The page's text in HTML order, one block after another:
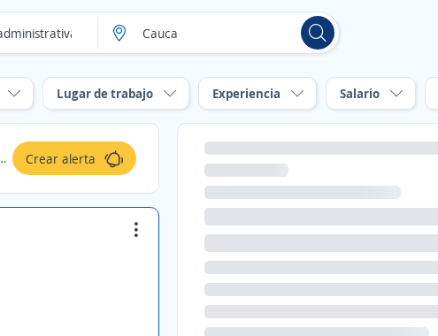
Lugar de trabajo Experiencia Salario
Crear alerta